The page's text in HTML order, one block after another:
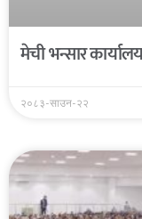
मेची भन्सार
२०८३-साउन-२२